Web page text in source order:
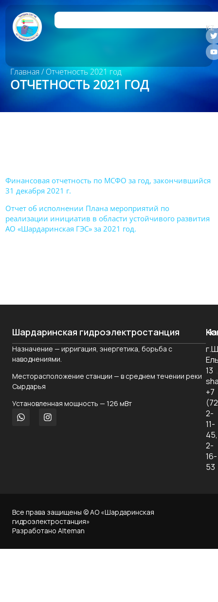
KZ
Главная / Отчетность 2021 год
ОТЧЕТНОСТЬ 2021 ГОД
Финансовая отчетность по МСФО за год, закончившийся
31 декабря 2021 г.
Отчет об исполнении Плана мероприятий по
реализации инициатив в области устойчивого развития
АО «Шардаринская ГЭС» за 2021 год.
Шардаринская гидроэлектростанция
Назначение — ирригация, энергетика, борьба с
наводнениями.
Месторасположение станции — в среднем течении реки
Сырдарья
Установленная мощность — 126 мВт
О
13
+7
2-
11-
45,
2-
16-
53
Все права защищены © АО «Шардаринская
гидроэлектростанция»
Разработано Alteman